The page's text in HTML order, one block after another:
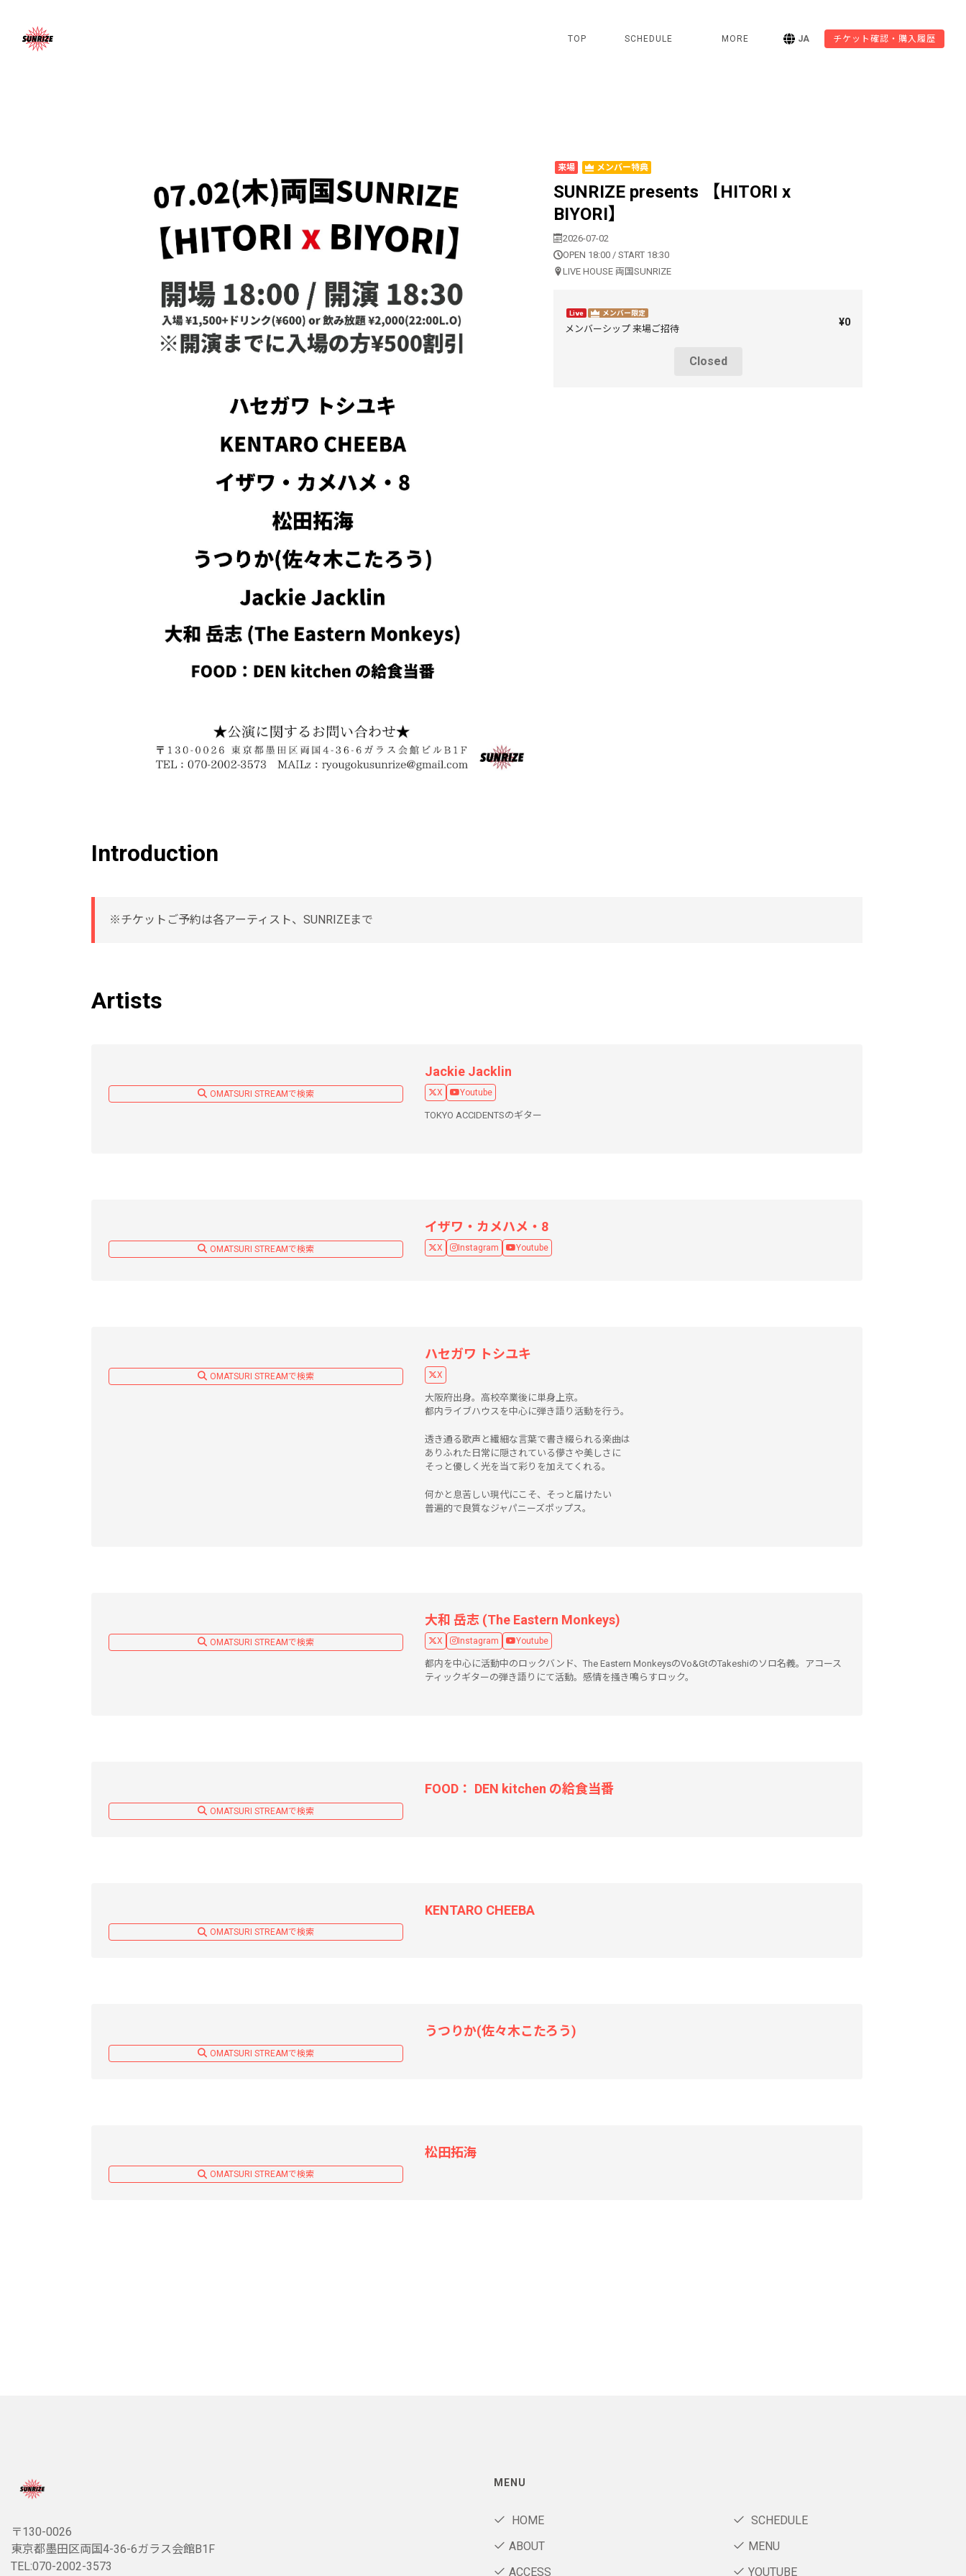
TOP SCHEDULE MORE JA チケット確認・購入履歴
来場 メンバー特典
SUNRIZE presents 【HITORI x
BIYORI】
2026-07-02
OPEN 18:00 / START 18:30
LIVE HOUSE 両国SUNRIZE
Live メンバー限定
メンバーシップ 来場ご招待
¥0
Closed
Introduction
※チケットご予約は各アーティスト、SUNRIZEまで
Artists
OMATSURI STREAMで検索
Jackie Jacklin
X Youtube
TOKYO ACCIDENTSのギター
OMATSURI STREAMで検索
イザワ・カメハメ・8
X Instagram Youtube
OMATSURI STREAMで検索
ハセガワ トシユキ
X
大阪府出身。高校卒業後に単身上京。
都内ライブハウスを中心に弾き語り活動を行う。
透き通る歌声と繊細な言葉で書き綴られる楽曲は
ありふれた日常に隠されている儚さや美しさに
そっと優しく光を当て彩りを加えてくれる。
何かと息苦しい現代にこそ、そっと届けたい
普遍的で良質なジャパニーズポップス。
OMATSURI STREAMで検索
大和 岳志 (The Eastern Monkeys)
X Instagram Youtube
都内を中心に活動中のロックバンド、The Eastern MonkeysのVo&GtのTakeshiのソロ名義。アコース
ティックギターの弾き語りにて活動。感情を掻き鳴らすロック。
OMATSURI STREAMで検索
FOOD： DEN kitchen の給食当番
OMATSURI STREAMで検索
KENTARO CHEEBA
OMATSURI STREAMで検索
うつりか(佐々木こたろう)
OMATSURI STREAMで検索
松田拓海
〒130-0026
東京都墨田区両国4-36-6ガラス会館B1F
TEL:070-2002-3573
MENU
HOME
SCHEDULE
ABOUT
MENU
ACCESS
YOUTUBE